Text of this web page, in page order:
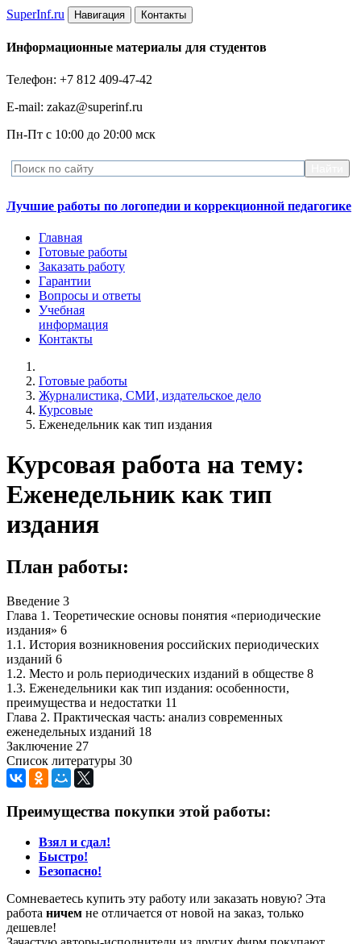
SuperInf.ru Навигация Контакты
Информационные материалы для студентов
Телефон: +7 812 409-47-42
E-mail: zakaz@superinf.ru
Пн-Пт с 10:00 до 20:00 мск
Лучшие работы по логопедии и коррекционной педагогике
Главная
Готовые работы
Заказать работу
Гарантии
Вопросы и ответы
Учебная
информация
Контакты
Готовые работы
Журналистика, СМИ, издательское дело
Курсовые
Еженедельник как тип издания
Курсовая работа на тему:
Еженедельник как тип
издания
План работы:
Введение 3
Глава 1. Теоретические основы понятия «периодические
издания» 6
1.1. История возникновения российских периодических
изданий 6
1.2. Место и роль периодических изданий в обществе 8
1.3. Еженедельники как тип издания: особенности,
преимущества и недостатки 11
Глава 2. Практическая часть: анализ современных
еженедельных изданий 18
Заключение 27
Список литературы 30
Преимущества покупки этой работы:
Взял и сдал!
Быстро!
Безопасно!
Сомневаетесь купить эту работу или заказать новую? Эта
работа ничем не отличается от новой на заказ, только
дешевле!